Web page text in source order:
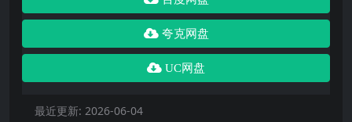
夸克网盘
UC网盘
最近更新: 2026-06-04